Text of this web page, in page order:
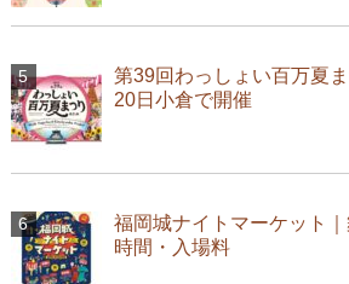
第39回わっしょい百万夏
20日小倉で開催
福岡城ナイトマーケット
時間・入場料